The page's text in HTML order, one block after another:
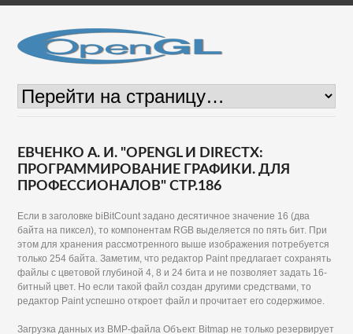
ЕВЧЕНКО А. И. "OPENGL И DIRECTX:
ПРОГРАММИРОВАНИЕ ГРАФИКИ. ДЛЯ
ПРОФЕССИОНАЛОВ" СТР.186
Если в заголовке biBitCount задано десятичное значение 16 (два
байта на пиксел), то компонентам RGB выделяется по пять бит. При
этом для хранения рассмотренного выше изображения потребуется
только 254 байта. Заметим, что редактор Paint предлагает сохранять
файлы с цветовой глубиной 4, 8 и 24 бита и не позволяет задать 16-
битный цвет. Но если такой файл создан другими средствами, то
редактор Paint успешно откроет файл и прочитает его содержимое.
Загрузка данных из ВМР-файла Объект Bitmap не только резервирует